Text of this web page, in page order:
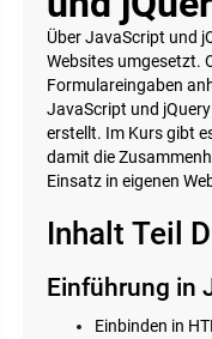
Über JavaScript und
Websites umgesetzt.
Formulareingaben
JavaScript und
erstellt. Im Kurs gibt
damit die
Einsatz in eigenen
Inhalt Teil
Einführung in
Einbinden in